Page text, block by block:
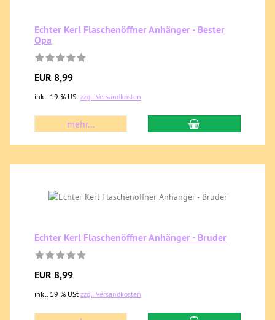
Echter Kerl Flaschenöffner Anhänger - Bester
Opa
EUR 8,99
inkl. 19 % USt zzgl. Versandkosten
mehr...
Echter Kerl Flaschenöffner Anhänger - Bruder
EUR 8,99
inkl. 19 % USt zzgl. Versandkosten